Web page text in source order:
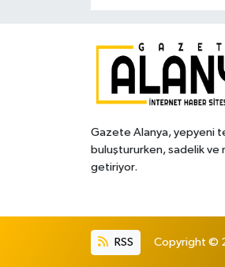
Gazete Alanya, yepyeni
buluştururken, sadelik ve
getiriyor.
RSS Copyright ©